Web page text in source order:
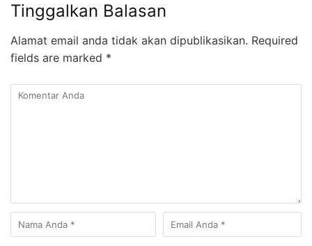
Tinggalkan Balasan
Alamat email anda tidak akan dipublikasikan. Required
fields are marked *